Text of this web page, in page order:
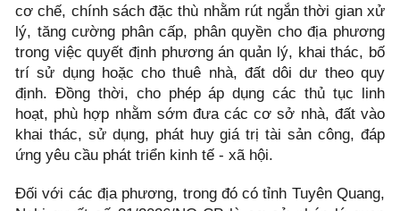
cơ chế, chính sách đặc thù nhằm rút ngắn thời gian xử
lý, tăng cường phân cấp, phân quyền cho địa phương
trong việc quyết định phương án quản lý, khai thác, bố
trí sử dụng hoặc cho thuê nhà, đất dôi dư theo quy
định. Đồng thời, cho phép áp dụng các thủ tục linh
hoạt, phù hợp nhằm sớm đưa các cơ sở nhà, đất vào
khai thác, sử dụng, phát huy giá trị tài sản công, đáp
ứng yêu cầu phát triển kinh tế - xã hội.
Đối với các địa phương, trong đó có tỉnh Tuyên Quang,